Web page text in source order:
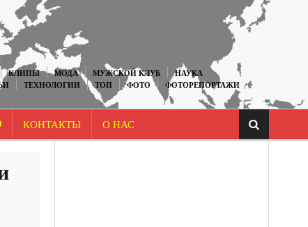
КЛИПЫ МОДА МУЖСКОЙ КЛУБ
НАУКА
ТЕХНОЛОГИИ ТОП ФОТО
ФОТОРЕПОРТАЖИ
КОНТАКТЫ О НАС